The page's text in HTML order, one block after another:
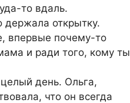
то вдаль.
держала открытку.
впервые почему-то
и ради того, кому ты
день. Ольга,
что он всегда